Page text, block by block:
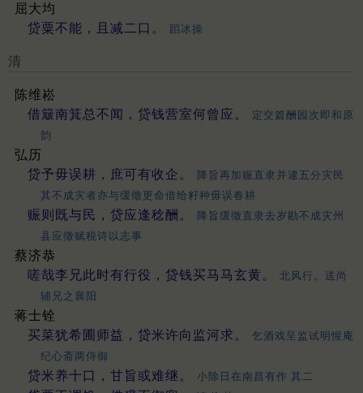
屈大均
贷粟不能，且减二口。
蹈冰操
清
陈维崧
借簸南箕总不闻，贷钱营室何曾应。
定交篇酬园次即和原
韵
弘历
贷予毋误耕，庶可有收企。
降旨再加赈直隶并逮五分灾民
其不成灾者亦与缓徵更命借给籽种毋误春耕
赈则既与民，贷应逢稔酬。
降旨缓徵直隶去岁勘不成灾州
县应徵赋税诗以志事
蔡济恭
嗟哉李兄此时有行役，贷钱买马马玄黄。
北风行。送尚
辅兄之襄阳
蒋士铨
买菜犹希圃师益，贷米许向监河求。
乞酒戏呈监试明惺庵
纪心斋两侍御
贷米养十口，甘旨或难继。 小除日在南昌有作 其二